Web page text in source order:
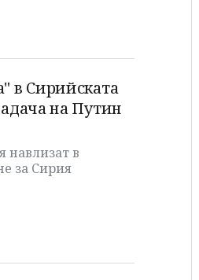
в Сирийската
на Путин
навлизат в
за Сирия